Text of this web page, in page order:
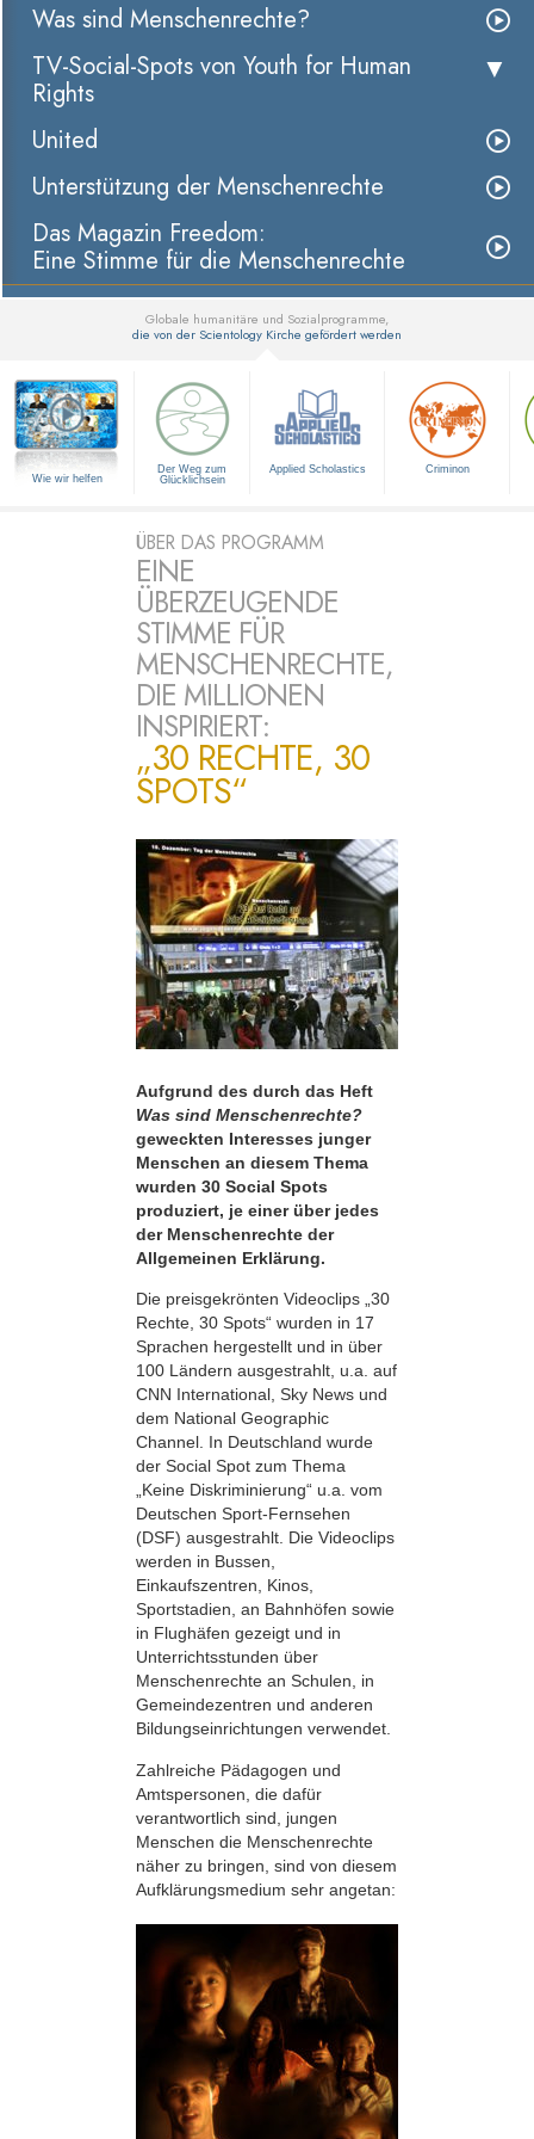
Was sind Menschenrechte?
TV-Social-Spots von Youth for Human
Rights
United
Unterstützung der Menschenrechte
Das Magazin Freedom:
Eine Stimme für die Menschenrechte
Globale humanitäre und Sozialprogramme,
die von der Scientology Kirche gefördert werden
Wie wir helfen
Der Weg zum
Glücklichsein
Applied Scholastics Criminon
ÜBER DAS PROGRAMM
EINE
ÜBERZEUGENDE
STIMME FÜR
MENSCHENRECHTE,
DIE MILLIONEN
INSPIRIERT:
„30 RECHTE, 30
SPOTS“
Aufgrund des durch das Heft
Was sind Menschenrechte?
geweckten Interesses junger
Menschen an diesem Thema
wurden 30 Social Spots
produziert, je einer über jedes
der Menschenrechte der
Allgemeinen Erklärung.
Die preisgekrönten Videoclips „30
Rechte, 30 Spots“ wurden in 17
Sprachen hergestellt und in über
100 Ländern ausgestrahlt, u.a. auf
CNN International, Sky News und
dem National Geographic
Channel. In Deutschland wurde
der Social Spot zum Thema
„Keine Diskriminierung“ u.a. vom
Deutschen Sport-Fernsehen
(DSF) ausgestrahlt. Die Videoclips
werden in Bussen,
Einkaufszentren, Kinos,
Sportstadien, an Bahnhöfen sowie
in Flughäfen gezeigt und in
Unterrichtsstunden über
Menschenrechte an Schulen, in
Gemeindezentren und anderen
Bildungseinrichtungen verwendet.
Zahlreiche Pädagogen und
Amtspersonen, die dafür
verantwortlich sind, jungen
Menschen die Menschenrechte
näher zu bringen, sind von diesem
Aufklärungsmedium sehr angetan: